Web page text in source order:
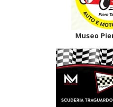
Museo